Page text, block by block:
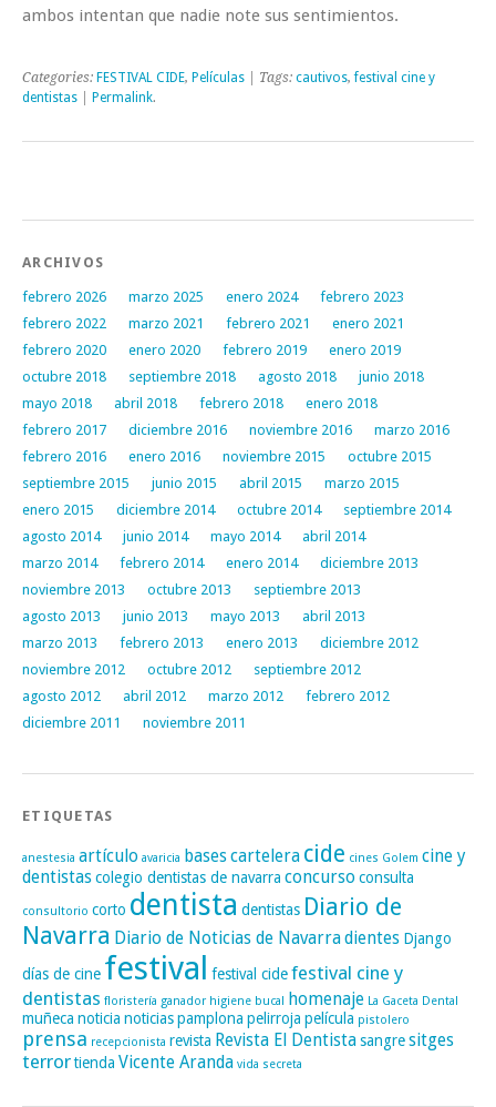
ambos intentan que nadie note sus sentimientos.
Categories: FESTIVAL CIDE, Películas | Tags: cautivos,festival cine y
dentistas
Permalink.
Post navigation
ARCHIVOS
febrero 2026 marzo 2025 enero 2024
febrero 2023
febrero 2022
marzo 2021 febrero 2021
enero 2021
febrero 2020
enero 2020 febrero 2019
enero 2019
octubre 2018
septiembre 2018 agosto 2018
junio 2018
mayo 2018
abril 2018 febrero 2018
enero 2018
febrero 2017
diciembre 2016 noviembre 2016
marzo 2016
febrero 2016
enero 2016 noviembre 2015
octubre 2015
septiembre 2015
junio 2015 abril 2015
marzo 2015
enero 2015
diciembre 2014 octubre 2014
septiembre 2014
agosto 2014
junio 2014 mayo 2014
abril 2014
marzo 2014
febrero 2014 enero 2014
diciembre 2013
noviembre 2013
octubre 2013
septiembre 2013
agosto 2013
junio 2013 mayo 2013
abril 2013
marzo 2013
febrero 2013 enero 2013
diciembre 2012
noviembre 2012
octubre 2012
septiembre 2012
agosto 2012
abril 2012 marzo 2012
febrero 2012
diciembre 2011
noviembre 2011
ETIQUETAS
anestesia artículo avaricia basescartelera cide cines Golem cine y
dentistascolegio dentistas de navarra concurso consulta
consultorio corto dentista dentistas Diario de
Navarra Diario de Noticias de Navarradientes Django
días de cine festival festival cidefestival cine y
dentistas floristería ganador higiene bucal homenaje La Gaceta Dental
muñeca noticia noticiaspamplona pelirroja película pistolero
prensa recepcionista revista Revista El Dentistasangresitges
terrortienda Vicente Aranda vida secreta